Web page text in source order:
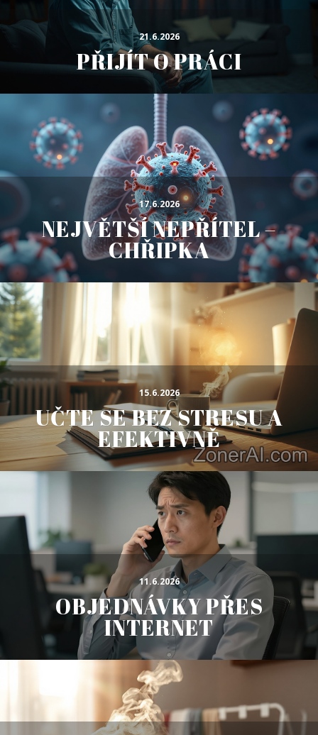
21.6.2026
PŘIJÍT O PRÁCI
17.6.2026
NEJVĚTŠÍ NEPŘÍTEL –
CHŘIPKA
15.6.2026
UČTE SE BEZ STRESU A
EFEKTIVNĚ
11.6.2026
OBJEDNÁVKY PŘES
INTERNET